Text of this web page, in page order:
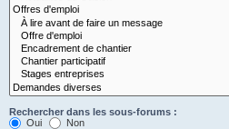
Rechercher dans les sous-forums :
Oui
Non